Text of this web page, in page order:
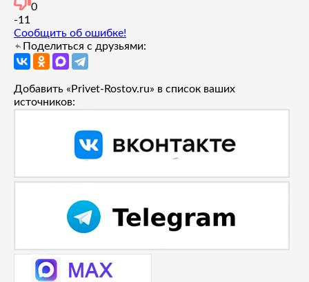
0
-1 1
Сообщить об ошибке!
Поделиться с друзьями:
Добавить «Privet-Rostov.ru» в список ваших
источников: